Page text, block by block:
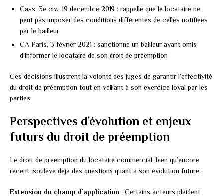
Cass. 3e civ., 19 décembre 2019 : rappelle que le locataire ne
peut pas imposer des conditions différentes de celles notifiées
par le bailleur
CA Paris, 3 février 2021 : sanctionne un bailleur ayant omis
d’informer le locataire de son droit de préemption
Ces décisions illustrent la volonté des juges de garantir l’effectivité
du droit de préemption tout en veillant à son exercice loyal par les
parties.
Perspectives d’évolution et enjeux
futurs du droit de préemption
Le droit de préemption du locataire commercial, bien qu’encore
récent, soulève déjà des questions quant à son évolution future :
Extension du champ d’application : Certains acteurs plaident